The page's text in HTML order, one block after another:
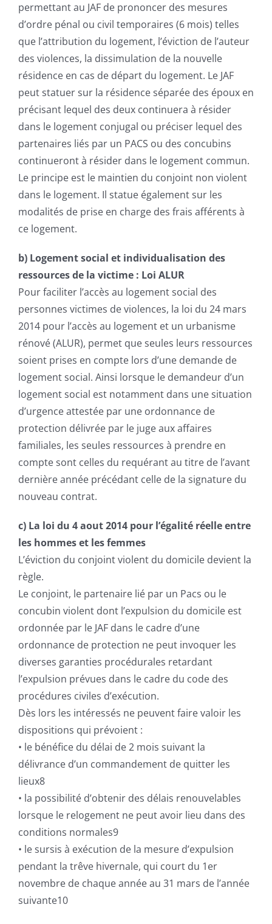
permettant au JAF de prononcer des mesures
d’ordre pénal ou civil temporaires (6 mois) telles
que l’attribution du logement, l’éviction de l’auteur
des violences, la dissimulation de la nouvelle
résidence en cas de départ du logement. Le JAF
peut statuer sur la résidence séparée des époux en
précisant lequel des deux continuera à résider
dans le logement conjugal ou préciser lequel des
partenaires liés par un PACS ou des concubins
continueront à résider dans le logement commun.
Le principe est le maintien du conjoint non violent
dans le logement. Il statue également sur les
modalités de prise en charge des frais afférents à
ce logement.
b) Logement social et individualisation des
ressources de la victime : Loi ALUR
Pour faciliter l’accès au logement social des
personnes victimes de violences, la loi du 24 mars
2014 pour l’accès au logement et un urbanisme
rénové (ALUR), permet que seules leurs ressources
soient prises en compte lors d’une demande de
logement social. Ainsi lorsque le demandeur d’un
logement social est notamment dans une situation
d’urgence attestée par une ordonnance de
protection délivrée par le juge aux affaires
familiales, les seules ressources à prendre en
compte sont celles du requérant au titre de l’avant
dernière année précédant celle de la signature du
nouveau contrat.
c) La loi du 4 aout 2014 pour l’égalité réelle entre
les hommes et les femmes
L’éviction du conjoint violent du domicile devient la
règle.
Le conjoint, le partenaire lié par un Pacs ou le
concubin violent dont l’expulsion du domicile est
ordonnée par le JAF dans le cadre d’une
ordonnance de protection ne peut invoquer les
diverses garanties procédurales retardant
l’expulsion prévues dans le cadre du code des
procédures civiles d’exécution.
Dès lors les intéressés ne peuvent faire valoir les
dispositions qui prévoient :
• le bénéfice du délai de 2 mois suivant la
délivrance d’un commandement de quitter les
lieux8
• la possibilité d’obtenir des délais renouvelables
lorsque le relogement ne peut avoir lieu dans des
conditions normales9
• le sursis à exécution de la mesure d’expulsion
pendant la trêve hivernale, qui court du 1er
novembre de chaque année au 31 mars de l’année
suivante10